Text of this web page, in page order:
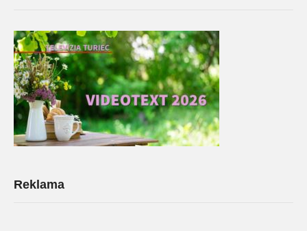
Reklama